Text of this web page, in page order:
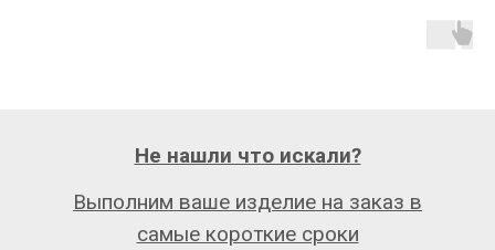
Выполним ваше изделие на заказ в
самые короткие сроки
Не нашли что искали?